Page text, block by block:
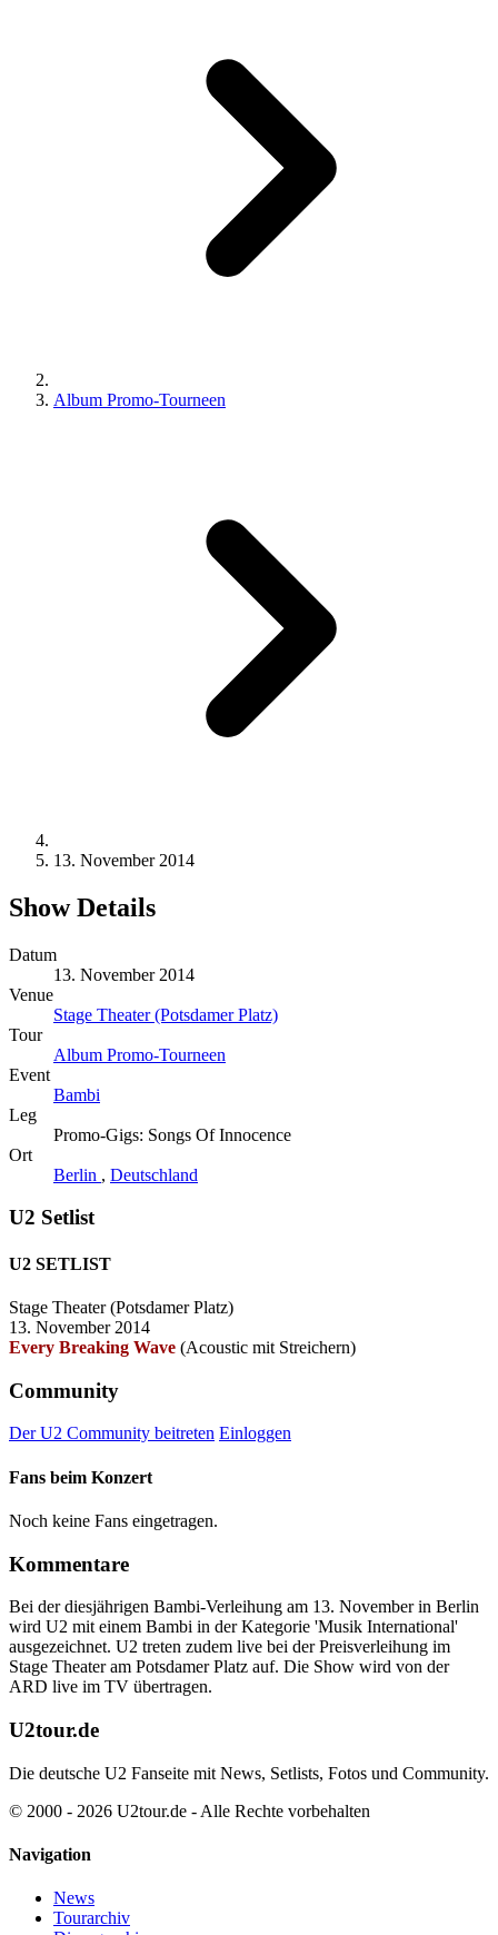
Album Promo-Tourneen
13. November 2014
Show Details
Datum
13. November 2014
Venue
Stage Theater (Potsdamer Platz)
Tour
Album Promo-Tourneen
Event
Bambi
Leg
Promo-Gigs: Songs Of Innocence
Ort
Berlin , Deutschland
U2 Setlist
U2 SETLIST
Stage Theater (Potsdamer Platz)
13. November 2014
Every Breaking Wave (Acoustic mit Streichern)
Community
Der U2 Community beitreten Einloggen
Fans beim Konzert
Noch keine Fans eingetragen.
Kommentare
Bei der diesjährigen Bambi-Verleihung am 13. November in Berlin
wird U2 mit einem Bambi in der Kategorie 'Musik International'
ausgezeichnet. U2 treten zudem live bei der Preisverleihung im
Stage Theater am Potsdamer Platz auf. Die Show wird von der
ARD live im TV übertragen.
U2tour.de
Die deutsche U2 Fanseite mit News, Setlists, Fotos und Community.
© 2000 - 2026 U2tour.de - Alle Rechte vorbehalten
Navigation
News
Tourarchiv